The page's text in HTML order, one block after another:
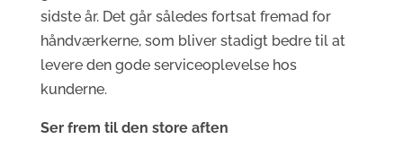
sidste år. Det går således fortsat fremad for
håndværkerne, som bliver stadigt bedre til at
levere den gode serviceoplevelse hos
kunderne.
Ser frem til den store aften